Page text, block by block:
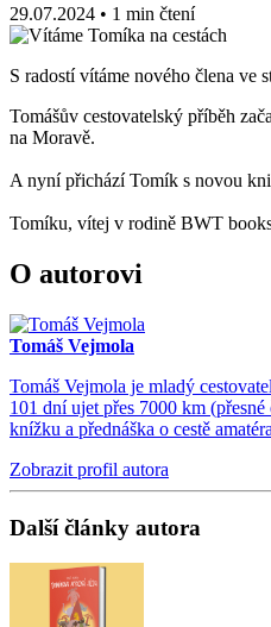
29.07.2024 • 1 min čtení
S radostí vítáme nového člena ve
Tomášův cestovatelský příběh
na Moravě.
A nyní přichází Tomík s novou
Tomíku, vítej v rodině BWT
O autorovi
Tomáš Vejmola
Tomáš Vejmola je mladý
101 dní ujet přes 7000 km
knížku a přednáška o cestě
Zobrazit profil autora
Další články autora